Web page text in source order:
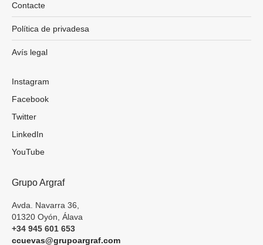
Contacte
Política de privadesa
Avís legal
Instagram
Facebook
Twitter
LinkedIn
YouTube
Grupo Argraf
Avda. Navarra 36,
01320 Oyón, Álava
+34 945 601 653
ccuevas@grupoargraf.com